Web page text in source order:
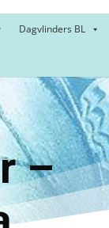
Dagvlinders BL